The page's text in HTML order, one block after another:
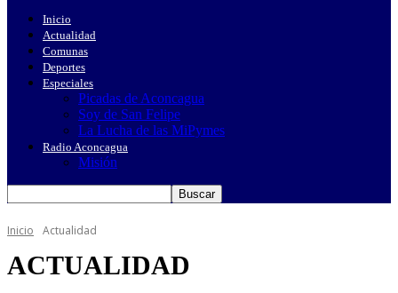
Inicio
Actualidad
Comunas
Deportes
Especiales
Picadas de Aconcagua
Soy de San Felipe
La Lucha de las MiPymes
Radio Aconcagua
Misión
Inicio Actualidad
ACTUALIDAD